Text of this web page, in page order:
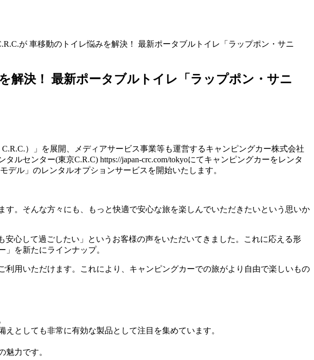
が 車移動のトイレ悩みを解決！ 最新ポータブルトイレ「ラップポン・サニ
解決！ 最新ポータブルトイレ「ラップポン・サニ
）」を展開、メディアサービス事業等も運営するキャンピングカー株式会社
センター(東京C.R.C) https://japan-crc.com/tokyoにてキャンピングカーをレンタ
ル」のレンタルオプションサービスを開始いたします。
。そんな方々にも、もっと快適で安心な旅を楽しんでいただきたいという思いか
心して過ごしたい」というお客様の声をいただいてきました。これに応える形
を新たにラインナップ。
用いただけます。これにより、キャンピングカーでの旅がより自由で楽しいもの
としても非常に有効な製品として注目を集めています。
魅力です。